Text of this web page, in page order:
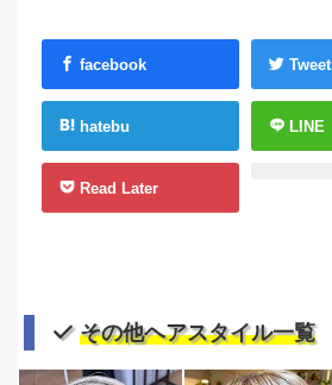
facebook Tweet
hatebu LINE
Read Later
その他ヘアスタイル一覧